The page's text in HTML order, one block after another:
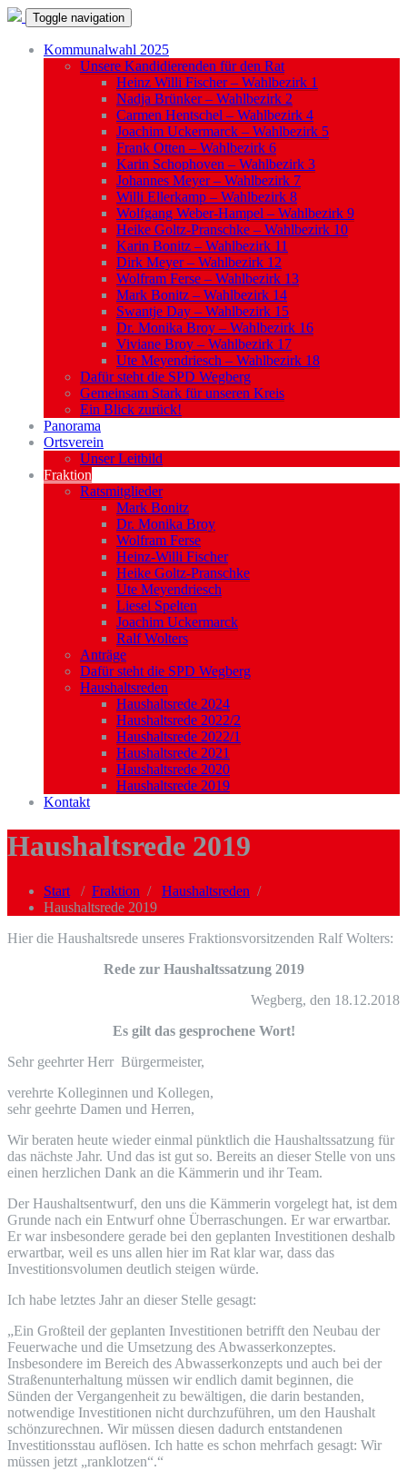
Toggle navigation
Kommunalwahl 2025
Unsere Kandidierenden für den Rat
Heinz Willi Fischer – Wahlbezirk 1
Nadja Brünker – Wahlbezirk 2
Carmen Hentschel – Wahlbezirk 4
Joachim Uckermarck – Wahlbezirk 5
Frank Otten – Wahlbezirk 6
Karin Schophoven – Wahlbezirk 3
Johannes Meyer – Wahlbezirk 7
Willi Ellerkamp – Wahlbezirk 8
Wolfgang Weber-Hampel – Wahlbezirk 9
Heike Goltz-Pranschke – Wahlbezirk 10
Karin Bonitz – Wahlbezirk 11
Dirk Meyer – Wahlbezirk 12
Wolfram Ferse – Wahlbezirk 13
Mark Bonitz – Wahlbezirk 14
Swantje Day – Wahlbezirk 15
Dr. Monika Broy – Wahlbezirk 16
Viviane Broy – Wahlbezirk 17
Ute Meyendriesch – Wahlbezirk 18
Dafür steht die SPD Wegberg
Gemeinsam Stark für unseren Kreis
Ein Blick zurück!
Panorama
Ortsverein
Unser Leitbild
Fraktion
Ratsmitglieder
Mark Bonitz
Dr. Monika Broy
Wolfram Ferse
Heinz-Willi Fischer
Heike Goltz-Pranschke
Ute Meyendriesch
Liesel Spelten
Joachim Uckermarck
Ralf Wolters
Anträge
Dafür steht die SPD Wegberg
Haushaltsreden
Haushaltsrede 2024
Haushaltsrede 2022/2
Haushaltsrede 2022/1
Haushaltsrede 2021
Haushaltsrede 2020
Haushaltsrede 2019
Kontakt
Haushaltsrede 2019
Start / Fraktion / Haushaltsreden /
Haushaltsrede 2019
Hier die Haushaltsrede unseres Fraktionsvorsitzenden Ralf Wolters:
Rede zur Haushaltssatzung 2019
Wegberg, den 18.12.2018
Es gilt das gesprochene Wort!
Sehr geehrter Herr Bürgermeister,
verehrte Kolleginnen und Kollegen,
sehr geehrte Damen und Herren,
Wir beraten heute wieder einmal pünktlich die Haushaltssatzung für
das nächste Jahr. Und das ist gut so. Bereits an dieser Stelle von uns
einen herzlichen Dank an die Kämmerin und ihr Team.
Der Haushaltsentwurf, den uns die Kämmerin vorgelegt hat, ist dem
Grunde nach ein Entwurf ohne Überraschungen. Er war erwartbar.
Er war insbesondere gerade bei den geplanten Investitionen deshalb
erwartbar, weil es uns allen hier im Rat klar war, dass das
Investitionsvolumen deutlich steigen würde.
Ich habe letztes Jahr an dieser Stelle gesagt:
„Ein Großteil der geplanten Investitionen betrifft den Neubau der
Feuerwache und die Umsetzung des Abwasserkonzeptes.
Insbesondere im Bereich des Abwasserkonzepts und auch bei der
Straßenunterhaltung müssen wir endlich damit beginnen, die
Sünden der Vergangenheit zu bewältigen, die darin bestanden,
notwendige Investitionen nicht durchzuführen, um den Haushalt
schönzurechnen. Wir müssen diesen dadurch entstandenen
Investitionsstau auflösen. Ich hatte es schon mehrfach gesagt: Wir
müssen jetzt „ranklotzen“.“